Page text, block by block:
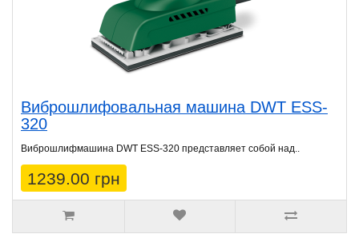
Виброшлифовальная машина DWT ESS-
320
Виброшлифмашина DWT ESS-320 представляет собой над..
1239.00 грн